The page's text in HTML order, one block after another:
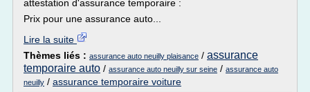
attestation d'assurance temporaire :
Prix pour une assurance auto...
Lire la suite
Thèmes liés : assurance auto neuilly plaisance / assurance
temporaire auto / assurance auto neuilly sur seine / assurance auto
neuilly / assurance temporaire voiture